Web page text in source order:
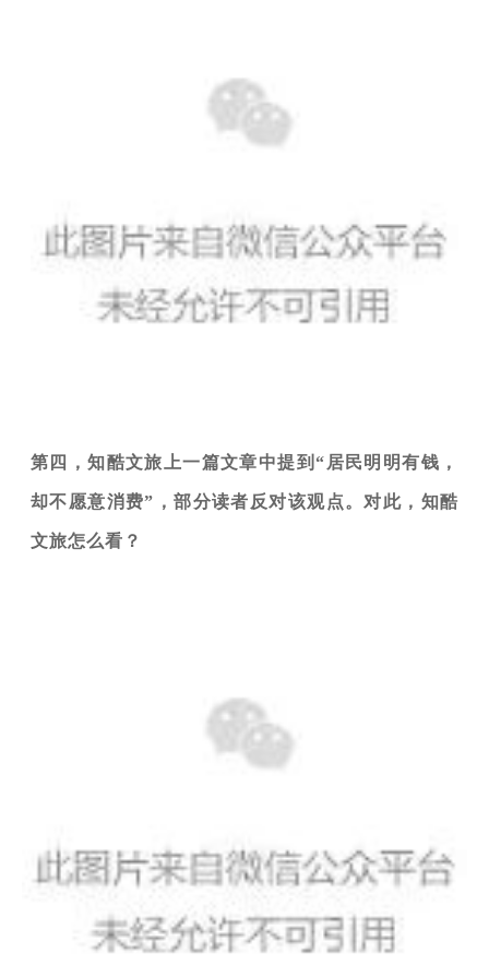
第四，知酷文旅上一篇文章中提到“居民明明有钱，
却不愿意消费”，部分读者反对该观点。对此，知酷
文旅怎么看？